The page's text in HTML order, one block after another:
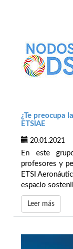
¿Te preocupa
ETSIAE
20.01.2021
En este
profesores y
ETSI
espacio
Leer más